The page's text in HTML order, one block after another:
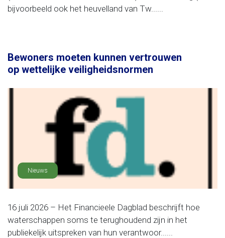
bijvoorbeeld ook het heuvelland van Tw......
Bewoners moeten kunnen vertrouwen
op wettelijke veiligheidsnormen
Nieuws
16 juli 2026 – Het Financieele Dagblad beschrijft hoe
waterschappen soms te terughoudend zijn in het
publiekelijk uitspreken van hun verantwoor......